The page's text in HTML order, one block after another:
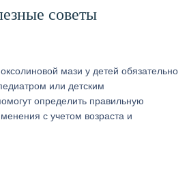
советы
мази у детей обязательно
или детским
определить правильную
с учетом возраста и